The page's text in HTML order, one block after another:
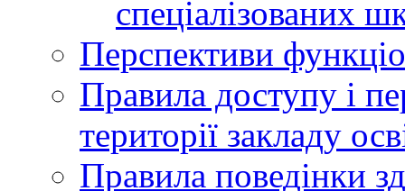
спеціалізованих
Перспективи
Правила доступу і
території закладу
Правила поведінки